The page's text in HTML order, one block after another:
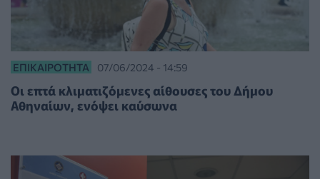
ΕΠΙΚΑΙΡΌΤΗΤΑ 07/06/2024 - 14:59
Οι επτά κλιματιζόμενες αίθουσες του Δήμου
Αθηναίων, ενόψει καύσωνα